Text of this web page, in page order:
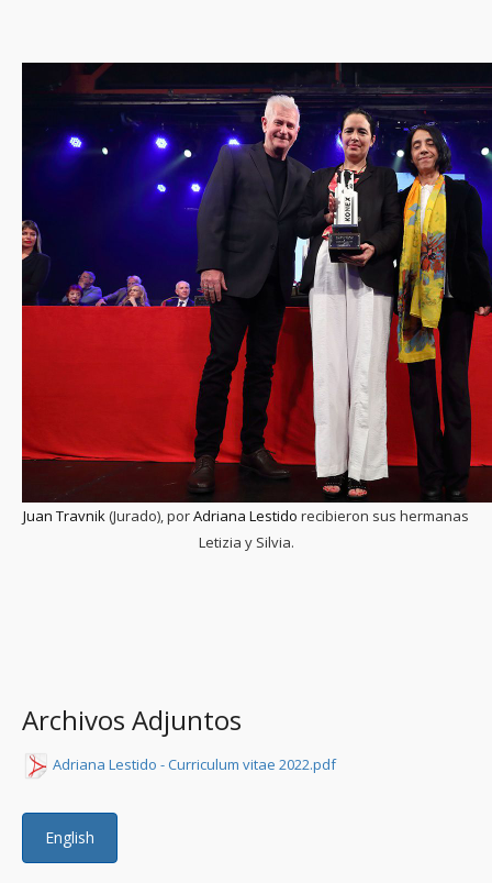
Juan Travnik(Jurado), porAdriana Lestido recibieron sus hermanas
Letizia y Silvia.
Archivos Adjuntos
Adriana Lestido - Curriculum vitae 2022.pdf
English